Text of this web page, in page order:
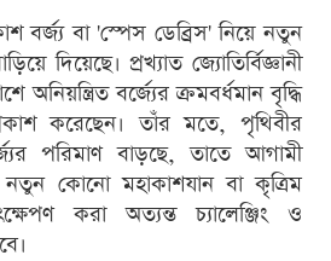
বর্জ্য বা 'স্পেস ডেব্রিস' নিয়ে নতুন
দিয়েছে। প্রখ্যাত জ্যোতির্বিজ্ঞানী
অনিয়ন্ত্রিত বর্জ্যের ক্রমবর্ধমান বৃদ্ধি
করেছেন। তাঁর মতে, পৃথিবীর
পরিমাণ বাড়ছে, তাতে আগামী
কোনো মহাকাশযান বা কৃত্রিম
করা অত্যন্ত চ্যালেঞ্জিং ও